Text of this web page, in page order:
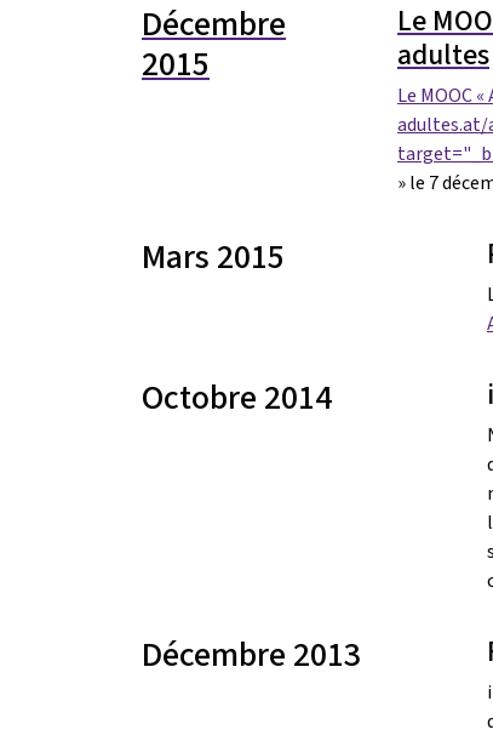
Décembre
2015
Le
adultes
Le MOOC
» le 7
Mars 2015
Octobre 2014
Décembre 2013